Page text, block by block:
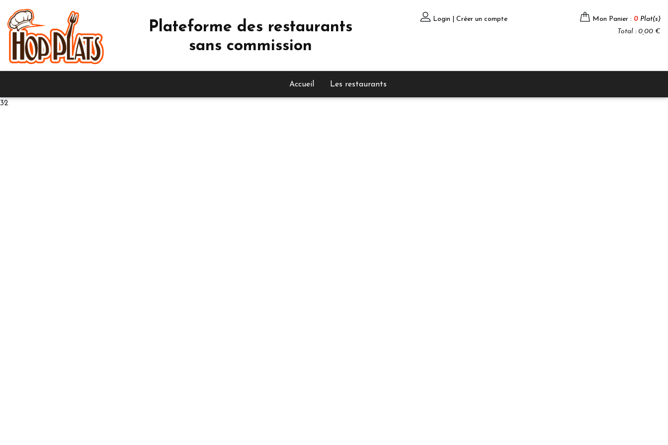
Plateforme des restaurants
sans commission
Login | Créer un compte Mon Panier : 0 Plat(s)
Total : 0,00 €
Accueil Les restaurants
32